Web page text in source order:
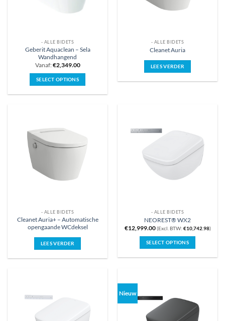
op
- ALLE BIDETS
Geberit Aquaclean – Sela
Wandhangend
Vanaf:€2,349.00
SELECT OPTIONS
variaties.
optie
- ALLE BIDETS
Cleanet Auria
LEES VERDER
- ALLE BIDETS
Cleanet Auria+ – Automatische
opengaande WCdeksel
LEES VERDER
- ALLE BIDETS
NEOREST® WX2
€12,999.00 (Excl. BTW: €10,742.98)
SELECT OPTIONS
Nieuw